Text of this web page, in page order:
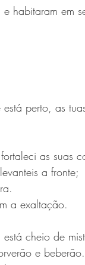
habitaram em
perto, as
as suas
a fronte;
a exaltação.
cheio de
e beberão.